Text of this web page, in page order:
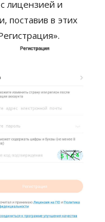
лицензией и
поставив в этих